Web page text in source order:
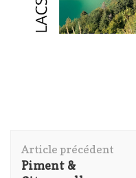
d'article
Article précédent
Piment &